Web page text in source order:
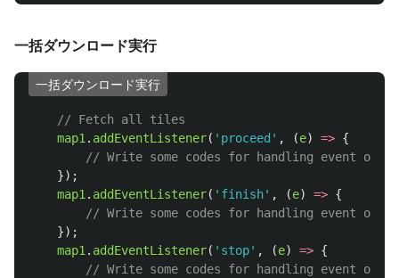
一括ダウンロード実行
一括ダウンロード実行
// Fetch all tiles
map1 . addEventListener( ' proceed ' , (e) => {
// Write some codes for handling event of
});
map1 . addEventListener( ' finish' , (e) => {
// Write some codes for handling event
});
map1 . addEventListener( ' stop' , (e) => {
// Write some codes for handling event of